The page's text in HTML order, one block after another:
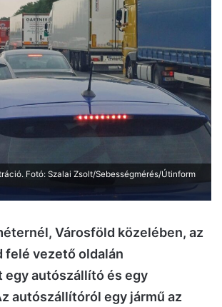
Fotó: Szalai Zsolt/Sebességmérés/Útinform
Városföld közelében, az
felé vezető oldalán
autószállító és egy
autószállítóról egy jármű az